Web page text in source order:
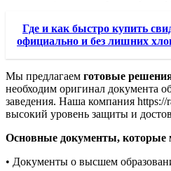
Где и как быстро купить
официально и без лишних
Мы предлагаем готовые
необходим оригинал документа
заведения. Наша компания https://
высокий уровень защиты и
Основные документы, которые
• Документы о высшем